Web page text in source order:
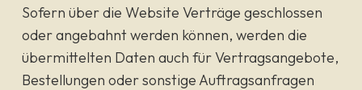
Sofern über die Website Verträge geschlossen
oder angebahnt werden können, werden die
übermittelten Daten auch für Vertragsangebote,
Bestellungen oder sonstige Auftragsanfragen